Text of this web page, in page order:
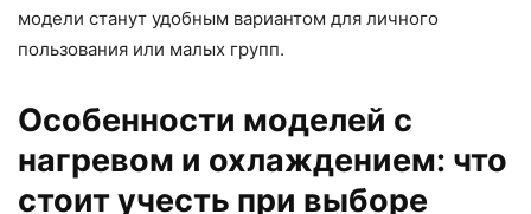
модели станут удобным вариантом для личного
пользования или малых групп.
Особенности моделей с
нагревом и охлаждением: что
стоит учесть при выборе